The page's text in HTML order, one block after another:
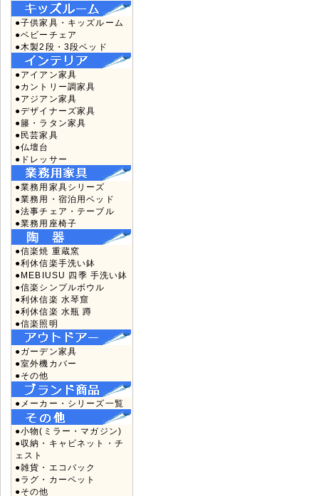
●子供家具・キッズルーム
●ベビーチェア
●木製2段・3段ベッド
●アイアン家具
●カントリー調家具
●アジアン家具
●デザイナーズ家具
●籐・ラタン家具
●民芸家具
●仏壇台
●ドレッサー
●業務用家具シリーズ
●業務用・宿泊用ベッド
●法事チェア・テーブル
●業務用座椅子
●信楽焼 重蔵窯
●利休信楽手洗い鉢
●MEBIUSU 四季 手洗い鉢
●信楽シンプルボウル
●利休信楽 水琴窟
●利休信楽 水瓶 蹲
●信楽照明
●ガーデン家具
●室外機カバー
●その他
●メーカー・シリーズ一覧
●小物(ミラー・マガジン)
●収納・キャビネット・チ
ェスト
●雑貨・エコバック
●ラグ・カーペット
●その他